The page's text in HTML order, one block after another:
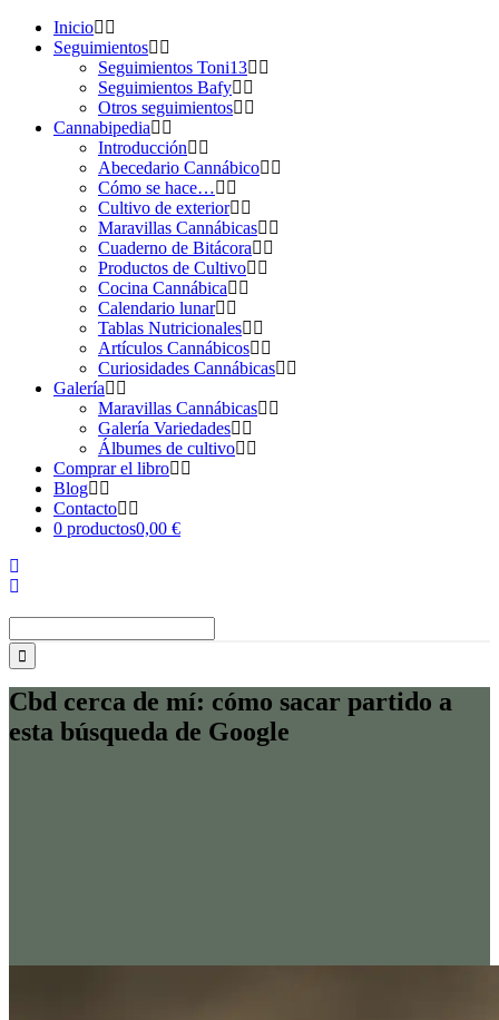
Inicio
Seguimientos
Seguimientos Toni13
Seguimientos Bafy
Otros seguimientos
Cannabipedia
Introducción
Abecedario Cannábico
Cómo se hace…
Cultivo de exterior
Maravillas Cannábicas
Cuaderno de Bitácora
Productos de Cultivo
Cocina Cannábica
Calendario lunar
Tablas Nutricionales
Artículos Cannábicos
Curiosidades Cannábicas
Galería
Maravillas Cannábicas
Galería Variedades
Álbumes de cultivo
Comprar el libro
Blog
Contacto
0 productos0,00 €
Cbd cerca de mí: cómo sacar partido a
esta búsqueda de Google